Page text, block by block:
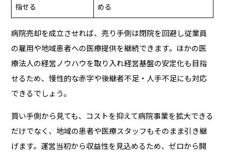
指せる
める
病院売却を成立させれば、売り手側は閉院を回避し従業員
の雇用や地域患者への医療提供を継続できます。ほかの医
療法人の経営ノウハウを取り入れ経営基盤の安定化も目指
せるため、慢性的な赤字や後継者不足・人手不足にも対応
できるでしょう。
買い手側から見ても、コストを抑えて病院事業を拡大できる
だけでなく、地域の患者や医療スタッフもそのまま引き継
げます。運営当初から収益性を見込めるため、ゼロから開